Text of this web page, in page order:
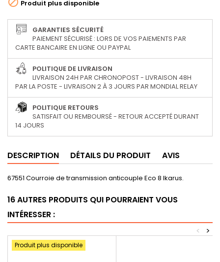
Produit plus disponible
GARANTIES SÉCURITÉ
PAIEMENT SÉCURISÉ : LORS DE VOS PAIEMENTS PAR
CARTE BANCAIRE EN LIGNE OU PAYPAL
POLITIQUE DE LIVRAISON
LIVRAISON 24H PAR CHRONOPOST - LIVRAISON 48H
PAR LA POSTE - LIVRAISON 2 À 3 JOURS PAR MONDIAL RELAY
POLITIQUE RETOURS
SATISFAIT OU REMBOURSÉ - RETOUR ACCEPTÉ DURANT
14 JOURS
DESCRIPTION DÉTAILS DU PRODUIT AVIS
67551 Courroie de transmission anticouple Eco 8 Ikarus.
16 AUTRES PRODUITS QUI POURRAIENT VOUS
INTÉRESSER :
>
<
Produit plus disponible